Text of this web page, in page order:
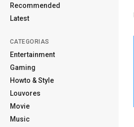
Recommended
Latest
CATEGORIAS
Entertainment
Gaming
Howto & Style
Louvores
Movie
Music